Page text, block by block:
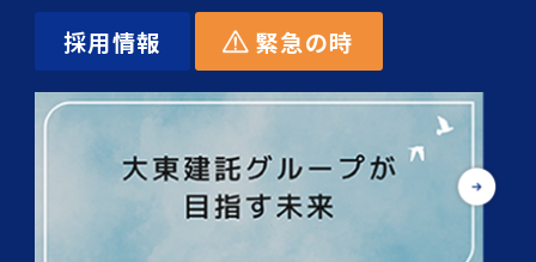
採用情報 緊急の時